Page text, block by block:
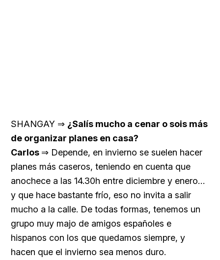
SHANGAY ⇒ ¿Salís mucho a cenar o sois más
de organizar planes en casa?
Carlos ⇒ Depende, en invierno se suelen hacer
planes más caseros, teniendo en cuenta que
anochece a las 14.30h entre diciembre y enero…
y que hace bastante frío, eso no invita a salir
mucho a la calle. De todas formas, tenemos un
grupo muy majo de amigos españoles e
hispanos con los que quedamos siempre, y
hacen que el invierno sea menos duro.